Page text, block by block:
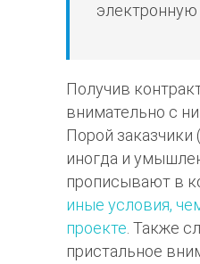
электронную
Получив
внимательно с
Порой заказчики
иногда и
прописывают в
иные условия,
проекте. Также
пристальное